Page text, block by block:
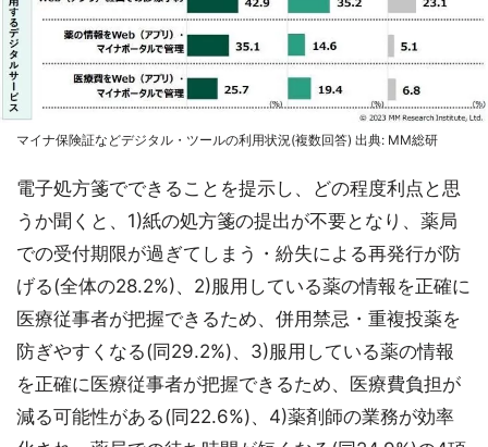
マイナ保険証などデジタル・ツールの利用状況(複数回答) 出典: MM総研
電子処方箋でできることを提示し、どの程度利点と思
うか聞くと、1)紙の処方箋の提出が不要となり、薬局
での受付期限が過ぎてしまう・紛失による再発行が防
げる(全体の28.2%)、2)服用している薬の情報を正確に
医療従事者が把握できるため、併用禁忌・重複投薬を
防ぎやすくなる(同29.2%)、3)服用している薬の情報
を正確に医療従事者が把握できるため、医療費負担が
減る可能性がある(同22.6%)、4)薬剤師の業務が効率